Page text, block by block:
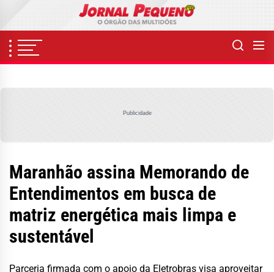
content
Publicidade
Maranhão assina Memorando de
Entendimentos em busca de
matriz energética mais limpa e
sustentável
Parceria firmada com o apoio da Eletrobras visa aproveitar